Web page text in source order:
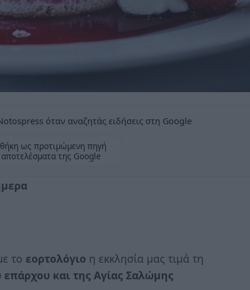
όταν αναζητάς ειδήσεις στη Google
ως προτιμώμενη πηγή
της Google
το εορτολόγιο η εκκλησία μας τιμά τη
και της Αγίας Σαλώμης